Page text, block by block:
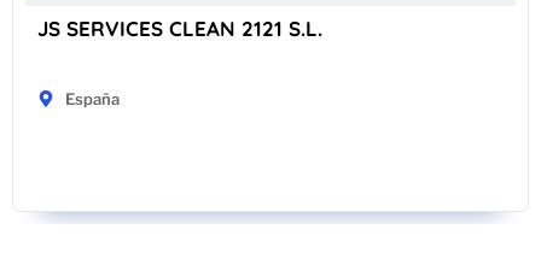
JS SERVICES CLEAN 2121 S.L.
España